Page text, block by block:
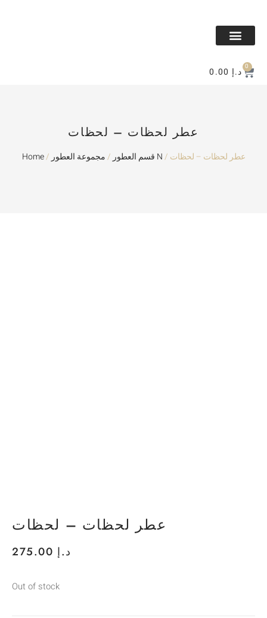
د.إ 0
عطر لحظات – لحظات
Home/ قسم العطور / مجموعة العطور N / عطر لحظات – لحظات
عطر لحظات – لحظات
د.إ
Out of stock